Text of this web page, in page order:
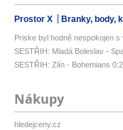
Prostor X Branky, body,
Priske byl hodně nespokojen
SESTŘIH: Mladá Boleslav -
SESTŘIH: Zlín - Bohemians
Nákupy
hledejceny.cz